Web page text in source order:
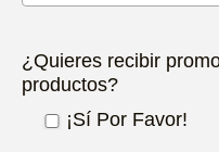
¿Quieres recibir
productos?
¡Sí Por Favor!